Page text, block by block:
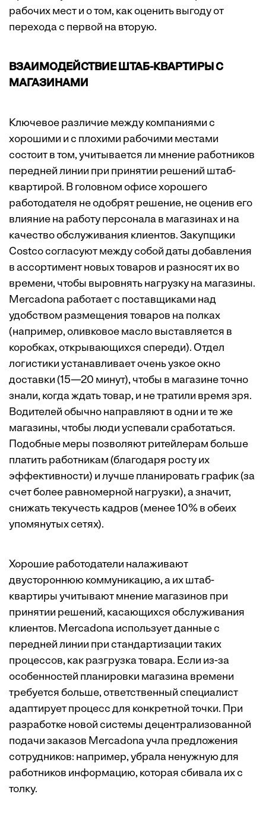
рабочих мест и о том, как оценить выгоду от
перехода с первой на вторую.
ВЗАИМОДЕЙСТВИЕ ШТАБ-КВАРТИРЫ С
МАГАЗИНАМИ
Ключевое различие между компаниями с
хорошими и с плохими рабочими местами
состоит в том, учитывается ли мнение работников
передней линии при принятии решений штаб-
квартирой. В головном офисе хорошего
работодателя не одобрят решение, не оценив его
влияние на работу персонала в магазинах и на
качество обслуживания клиентов. Закупщики
Costco согласуют между собой даты добавления
в ассортимент новых товаров и разносят их во
времени, чтобы выровнять нагрузку на магазины.
Mercadona работает с поставщиками над
удобством размещения товаров на полках
(например, оливковое масло выставляется в
коробках, открывающихся спереди). Отдел
логистики устанавливает очень узкое окно
доставки (15—20 минут), чтобы в магазине точно
знали, когда ждать товар, и не тратили время зря.
Водителей обычно направляют в одни и те же
магазины, чтобы люди успевали сработаться.
Подобные меры позволяют ритейлерам больше
платить работникам (благодаря росту их
эффективности) и лучше планировать график (за
счет более равномерной нагрузки), а значит,
снижать текучесть кадров (менее 10% в обеих
упомянутых сетях).
Хорошие работодатели налаживают
двустороннюю коммуникацию, а их штаб-
квартиры учитывают мнение магазинов при
принятии решений, касающихся обслуживания
клиентов. Mercadona использует данные с
передней линии при стандартизации таких
процессов, как разгрузка товара. Если из-за
особенностей планировки магазина времени
требуется больше, ответственный специалист
адаптирует процесс для конкретной точки. При
разработке новой системы децентрализованной
подачи заказов Mercadona учла предложения
сотрудников: например, убрала ненужную для
работников информацию, которая сбивала их с
толку.